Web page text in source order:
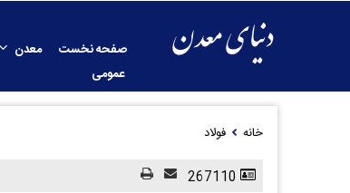
صفحه نخست معدن
عمومی
خانه فولاد